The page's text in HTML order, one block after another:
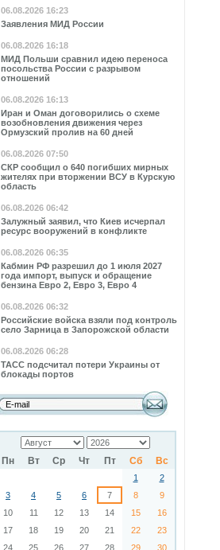
06.08.2026 16:23
Заявления МИД России
06.08.2026 16:18
МИД Польши сравнил идею переноса
посольства России с разрывом
отношений
06.08.2026 16:13
Иран и Оман договорились о схеме
возобновления движения через
Ормузский пролив на 60 дней
06.08.2026 07:50
СКР сообщил о 640 погибших мирных
жителях при вторжении ВСУ в Курскую
область
06.08.2026 06:42
Залужный заявил, что Киев исчерпал
ресурс вооружений в конфликте
06.08.2026 06:35
Кабмин РФ разрешил до 1 июля 2027
года импорт, выпуск и обращение
бензина Евро 2, Евро 3, Евро 4
06.08.2026 06:32
Российские войска взяли под контроль
село Зарница в Запорожской области
06.08.2026 06:28
ТАСС подсчитал потери Украины от
блокады портов
Пн Вт Ср Чт Пт Сб Вс
1
2
3
4 5 6 7 8
9
10
11 12 13 14 15
16
17
18 19 20 21 22
23
24
25 26 27 28 29 30